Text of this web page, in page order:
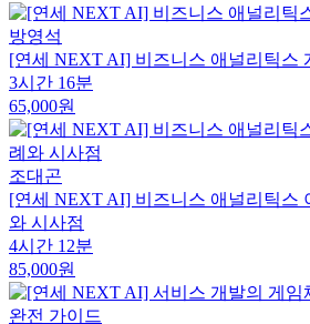
방영석
[연세 NEXT AI] 비즈니스 애널리틱스
3시간 16분
65,000원
조대곤
[연세 NEXT AI] 비즈니스 애널리틱스
와 시사점
4시간 12분
85,000원